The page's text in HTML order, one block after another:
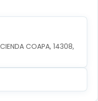
COAPA, 14308,